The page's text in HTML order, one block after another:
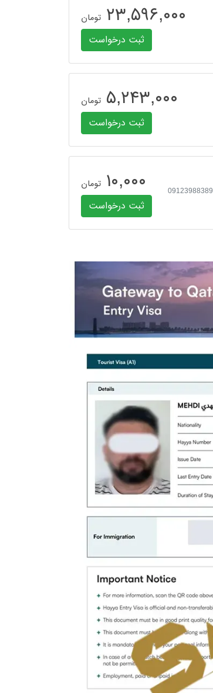
۲۳,۵۹۶,۰۰۰ تومان
ثبت درخواست
۵,۲۴۳,۰۰۰ تومان
ثبت درخواست
ثبت درخواست رزرو هتل از دیسکاور قطر | یا با شماره‌های 02121000140 و 3-02140227961 و یا شماره همراه 09123988389
۱۰,۰۰۰ تومان
ثبت درخواست